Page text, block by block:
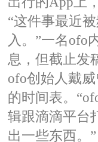
“这件事最近
入。”一名ofo
息，但截止发
ofo创始人戴
的时间表。
辑跟滴滴平台
出一些东西。”